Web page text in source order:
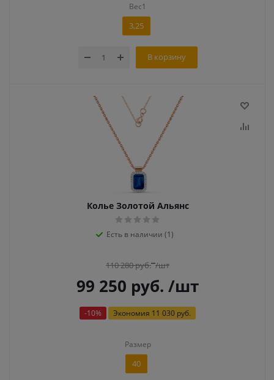
Вес1
3,25
В корзину
Колье Золотой Альянс
Есть в наличии (1)
110 280руб. /шт
99 250 руб. /шт
-10% Экономия 11 030 руб.
Размер
40